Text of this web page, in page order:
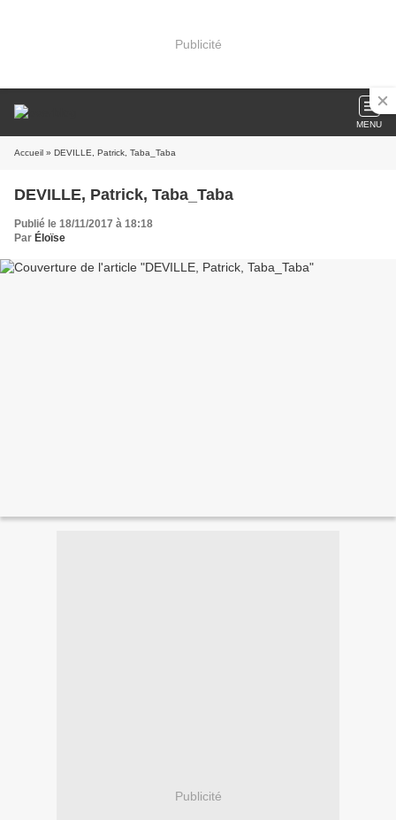
Publicité
MENU
Accueil » DEVILLE, Patrick, Taba_Taba
DEVILLE, Patrick, Taba_Taba
Publié le 18/11/2017 à 18:18
Par Éloïse
Publicité